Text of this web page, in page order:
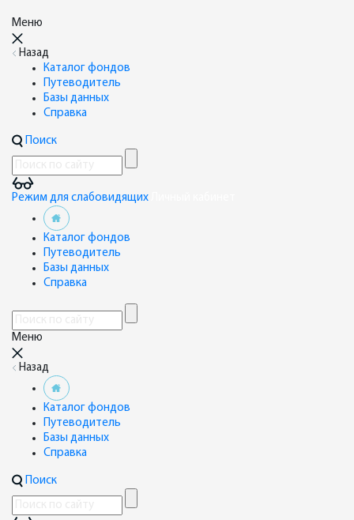
Меню
Назад
Каталог фондов
Путеводитель
Базы данных
Справка
Поиск
Режим для слабовидящих
Каталог фондов
Путеводитель
Базы данных
Справка
Меню
Назад
Каталог фондов
Путеводитель
Базы данных
Справка
Поиск